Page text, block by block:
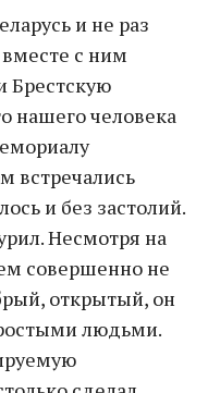
и не раз
с ним
Брестскую
нашего человека
встречались
и без застолий.
Несмотря на
совершенно не
открытый, он
людьми.